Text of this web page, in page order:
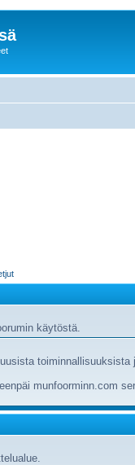
käytöstä.
toiminnallisuuksista
munfoorminn.com